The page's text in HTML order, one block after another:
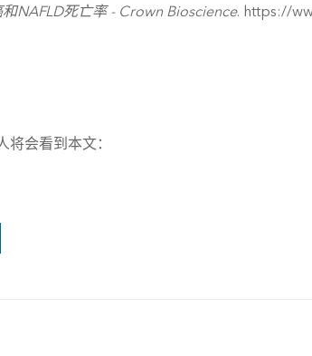
NAFLD死亡率 - Crown Bioscience. https://
会看到本文：